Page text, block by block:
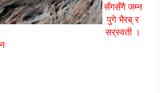
सँगसँगै जम्न
पुगे भैरब् र
सर्‌स्वती ।
शान